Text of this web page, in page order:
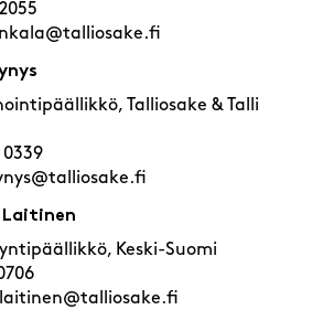
Talliosake & Talli
0339
Laitinen
Keski-Suomi